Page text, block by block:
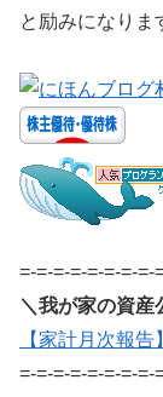
と励みになりま
=-=-=-=-=-=-=-=-
＼我が家の資産
【家計月次報
=-=-=-=-=-=-=-=-